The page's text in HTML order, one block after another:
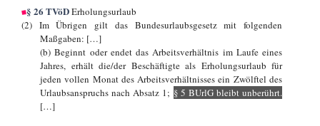
§ 26 TVöDErholungsurlaub
(2) Im Übrigen gilt das Bundesurlaubsgesetz mit folgenden
Maßgaben: […]
(b) Beginnt oder endet das Arbeitsverhältnis im Laufe eines
Jahres, erhält die/der Beschäftigte als Erholungsurlaub für
jeden vollen Monat des Arbeitsverhältnisses ein Zwölftel des
Urlaubsanspruchs nach Absatz 1; § 5 BUrlG bleibt unberührt.
[…]